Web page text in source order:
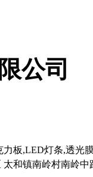
公司
板,LED灯条,透光
太和镇南岭村南岭